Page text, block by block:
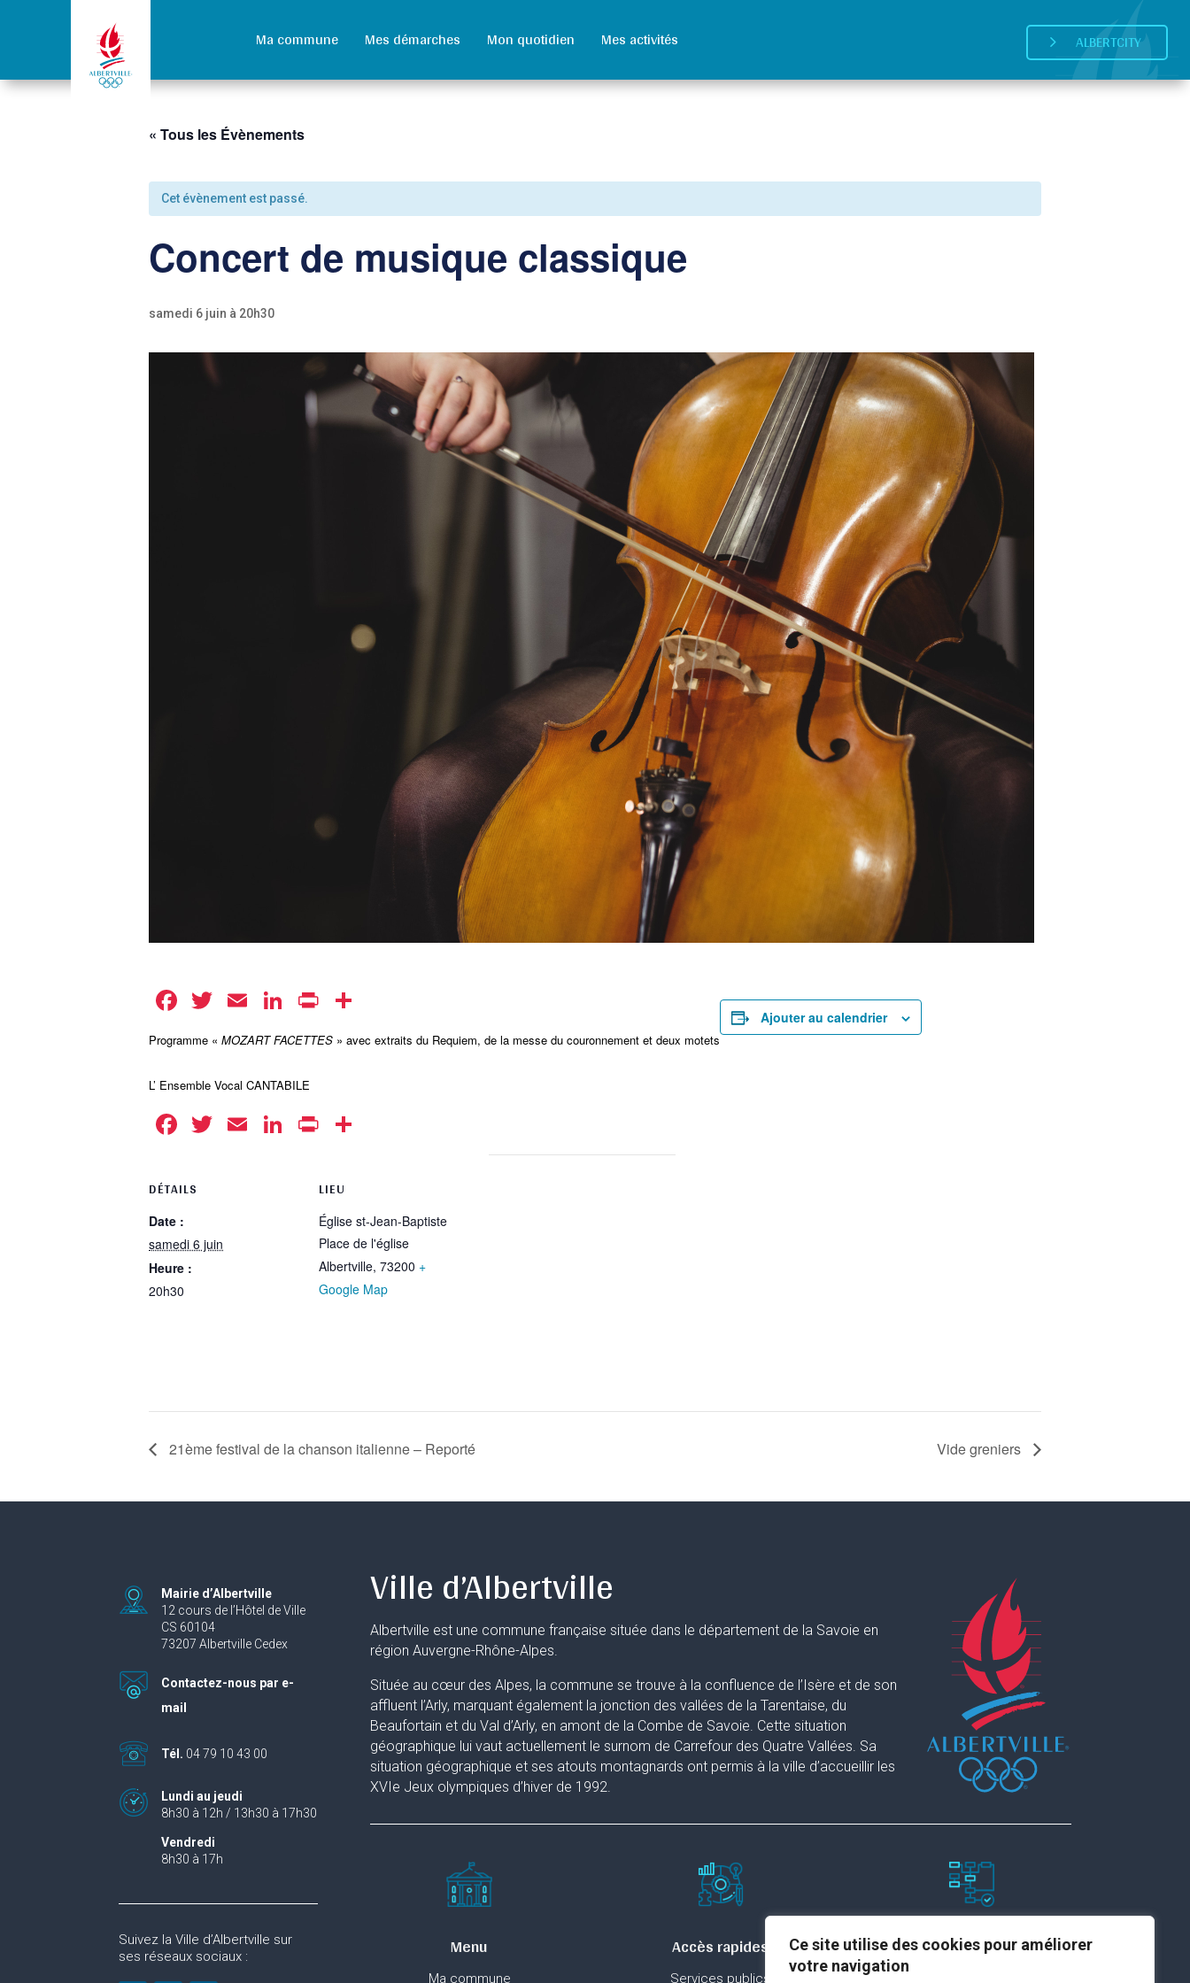
Ce site utilise des cookies pour améliorer
votre navigation
Ma commune Mes démarches Mon quotidien Mes activités 5 ALBERTCITY
« Tous les Évènements
Cet évènement est passé.
Concert de musique classique
samedi 6 juin à 20h30
Facebook
Twitter
EmailLinkedIn
Print
Programme « MOZART FACETTES » avec extraits du Requiem, de la messe du couronnement et deux motets
L’ Ensemble Vocal CANTABILE
Facebook
Twitter
EmailLinkedIn
Print
Ajouter au calendrier
DÉTAILS
Date :
samedi 6 juin
Heure :
20h30
LIEU
Église st-Jean-Baptiste
Place de l'église
Albertville, 73200 +
Google Map
21ème festival de la chanson italienne – Reporté Vide greniers
Mairie d’Albertville
12 cours de l’Hôtel de Ville
CS 60104
73207 Albertville Cedex
Contactez-nous par e-
mail
Tél. 04 79 10 43 00
Lundi au jeudi
8h30 à 12h / 13h30 à 17h30
Vendredi
8h30 à 17h
Suivez la Ville d’Albertville sur
ses réseaux sociaux :
Ville d’Albertville
Albertville est une commune française située dans le département de la Savoie en
région Auvergne-Rhône-Alpes.
Située au cœur des Alpes, la commune se trouve à la confluence de l’Isère et de son
affluent l’Arly, marquant également la jonction des vallées de la Tarentaise, du
Beaufortain et du Val d’Arly, en amont de la Combe de Savoie. Cette situation
géographique lui vaut actuellement le surnom de Carrefour des Quatre Vallées. Sa
situation géographique et ses atouts montagnards ont permis à la ville d’accueillir les
XVIe Jeux olympiques d’hiver de 1992.
Menu
Ma commune
Accès rapides
Services publics
Paramètres du site